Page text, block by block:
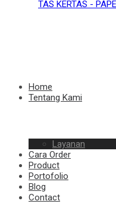
–
KERTAS
Home
Tentang Kami
Layanan
Cara Order
Product
Portofolio
Blog
Contact